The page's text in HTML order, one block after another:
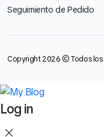
Seguimiento de Pedido
Copyright 2026 © Todos
Log in